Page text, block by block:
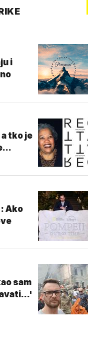
i
tko je
Ako
sam